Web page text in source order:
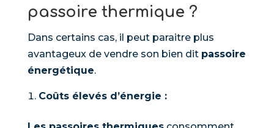
passoire thermique ?
Dans certains cas, il peut paraitre plus
avantageux de vendre son bien dit passoire
énergétique.
Coûts élevés d’énergie :